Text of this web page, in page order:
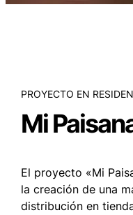
PROYECTO EN
Mi
El proyecto «Mi
la creación de una
distribución en